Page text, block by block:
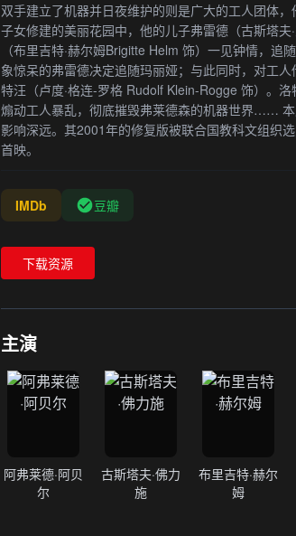
双手建立了机器并日夜维护的则是广大的工人团体
子女修建的美丽花园中，他的儿子弗雷德（古斯塔
（布里吉特·赫尔姆Brigitte Helm 饰）一见钟情，
象惊呆的弗雷德决定追随玛丽娅；与此同时，对工
特汪（卢度·格连-罗格 Rudolf Klein-Rogge 饰）。
煽动工人暴乱，彻底摧毁弗莱德森的机器世界……
影响深远。其2001年的修复版被联合国教科文组织
首映。
IMDb 豆瓣
下载资源
主演
阿弗莱德·阿贝
尔
古斯塔夫·佛力
施
布里吉特·赫尔
姆